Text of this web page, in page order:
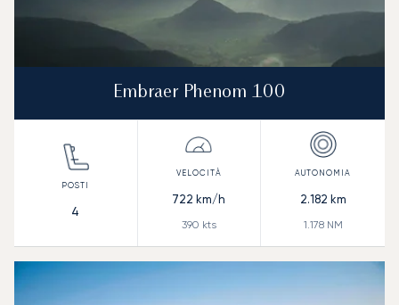
Embraer Phenom 100
4
722 km/h
390 kts
2.182 km
1.178NM